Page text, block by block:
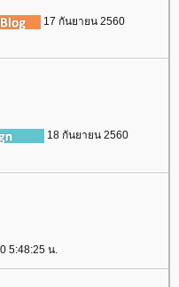
17 กันยายน 2560
18 กันยายน 2560
5:48:25 น.